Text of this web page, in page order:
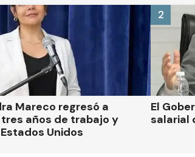
Mareco regresó a
años de trabajo y
Unidos
El
salarial
2